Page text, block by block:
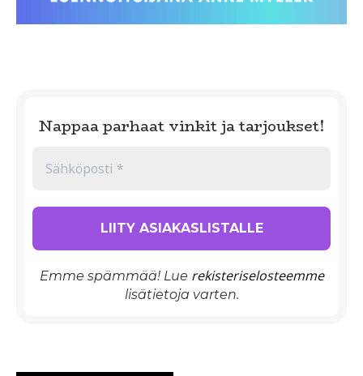
Nappaa parhaat vinkit ja tarjoukset!
Emme spämmää! Lue rekisteriselosteemme
lisätietoja varten.